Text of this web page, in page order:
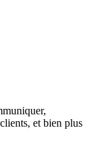
et bien plus